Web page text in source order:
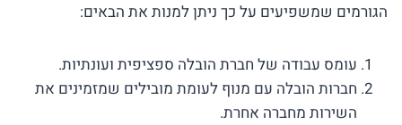
הגורמים שמשפיעים על כך ניתן למנות את הבאים:
עומס עבודה של חברת הובלה ספציפית ועונתיות.
חברות הובלה עם מנוף לעומת מובילים שמזמינים את
השירות מחברה אחרת.